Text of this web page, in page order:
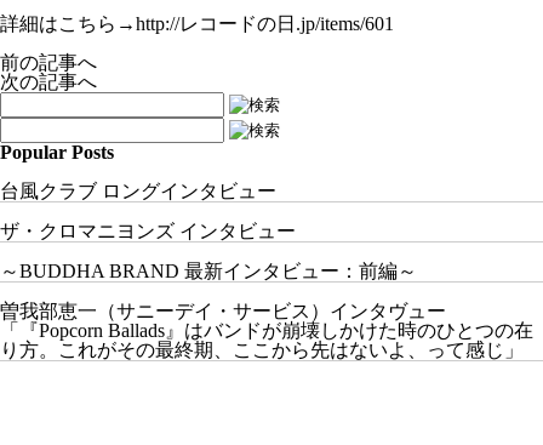
詳細はこちら→http://レコードの日.jp/items/601
前の記事へ
次の記事へ
Popular Posts
台風クラブ ロングインタビュー
ザ・クロマニヨンズ インタビュー
～BUDDHA BRAND 最新インタビュー：前編～
曽我部恵一（サニーデイ・サービス）インタヴュー
「『Popcorn Ballads』はバンドが崩壊しかけた時のひとつの在
り方。これがその最終期、ここから先はないよ、って感じ」